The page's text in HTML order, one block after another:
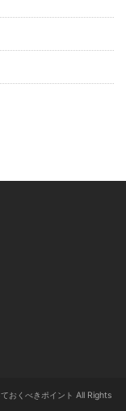
おくべきポイント All Rights